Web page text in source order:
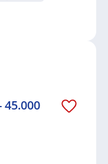
45.000